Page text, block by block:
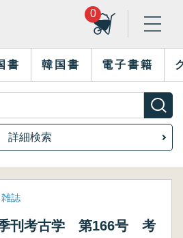
0
書 韓国書 電子書籍
詳細検索
雑誌
刊考古学 第166号 考